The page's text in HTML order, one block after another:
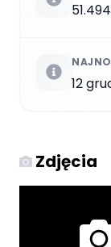
12
Zdjęcia